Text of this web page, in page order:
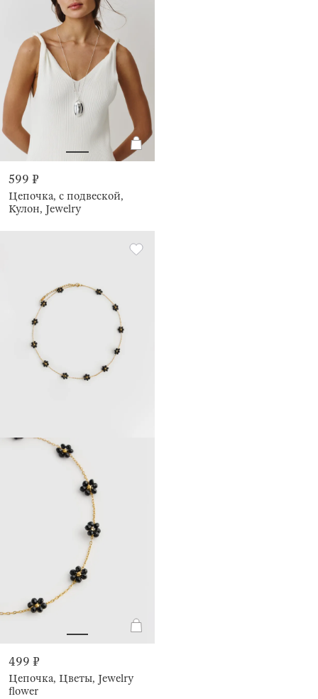
599 ₽
Цепочка, с подвеской,
Кулон, Jewelry
499 ₽
Цепочка, Цветы, Jewelry
flower